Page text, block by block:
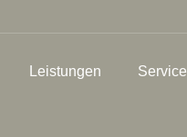
Leistungen Service